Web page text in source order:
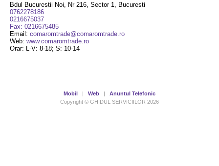
Bdul Bucurestii Noi, Nr 216, Sector 1, Bucuresti
0762278186
0216675037
Fax: 0216675485
Email: comaromtrade@comaromtrade.ro
Web: www.comaromtrade.ro
Orar: L-V: 8-18; S: 10-14
Mobil | Web | Anuntul Telefonic
Copyright © GHIDUL SERVICIILOR 2026